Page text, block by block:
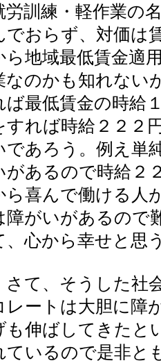
労訓練・軽作業の
でおらず、対価は
ら地域最低賃金適
なのかも知れない
ば最低賃金の時給
すれば時給２２２
であろう。例え単
があるので時給２
ら喜んで働ける人
障がいがあるので
、心から幸せと思
て、そうした社
レートは大胆に障
も伸ばしてきたと
ているので是非と